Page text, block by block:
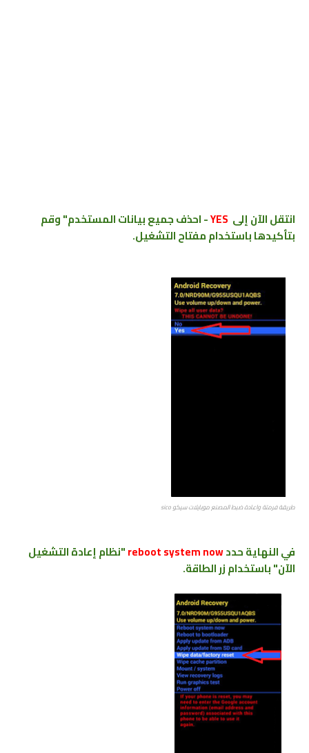
انتقل الآن إلى YES- احذف جميع بيانات المستخدم" وقم
بتأكيدها باستخدام مفتاح التشغيل.
طريقة فرمتة واعادة ضبط المصنع موبايلات سيكو sico
في النهاية حددreboot system now"نظام إعادة التشغيل
الآن" باستخدام زر الطاقة.